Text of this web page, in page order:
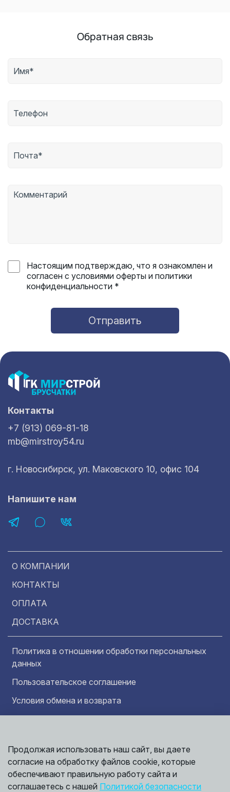
Обратная связь
Настоящим подтверждаю, что я ознакомлен и
согласен с условиями оферты и политики
конфиденциальности *
Отправить
О КОМПАНИИ
КОНТАКТЫ
ОПЛАТА
ДОСТАВКА
Политика в отношении обработки персональных
данных
Пользовательское соглашение
Условия обмена и возврата
Контакты
+7 (913) 069-81-18
mb@mirstroy54.ru
г. Новосибирск, ул. Маковского 10, офис 104
Напишите нам
©
Информация представленная на сайте
носит исключительно ознакомительный
характер и ни при каких условиях не может
считаться публичной офертой. Точные
сведения о ценах, условиях продажи и
Продолжая использовать наш сайт, вы даете
согласие на обработку файлов cookie, которые
обеспечивают правильную работу сайта и
соглашаетесь с нашей Политикой безопасности